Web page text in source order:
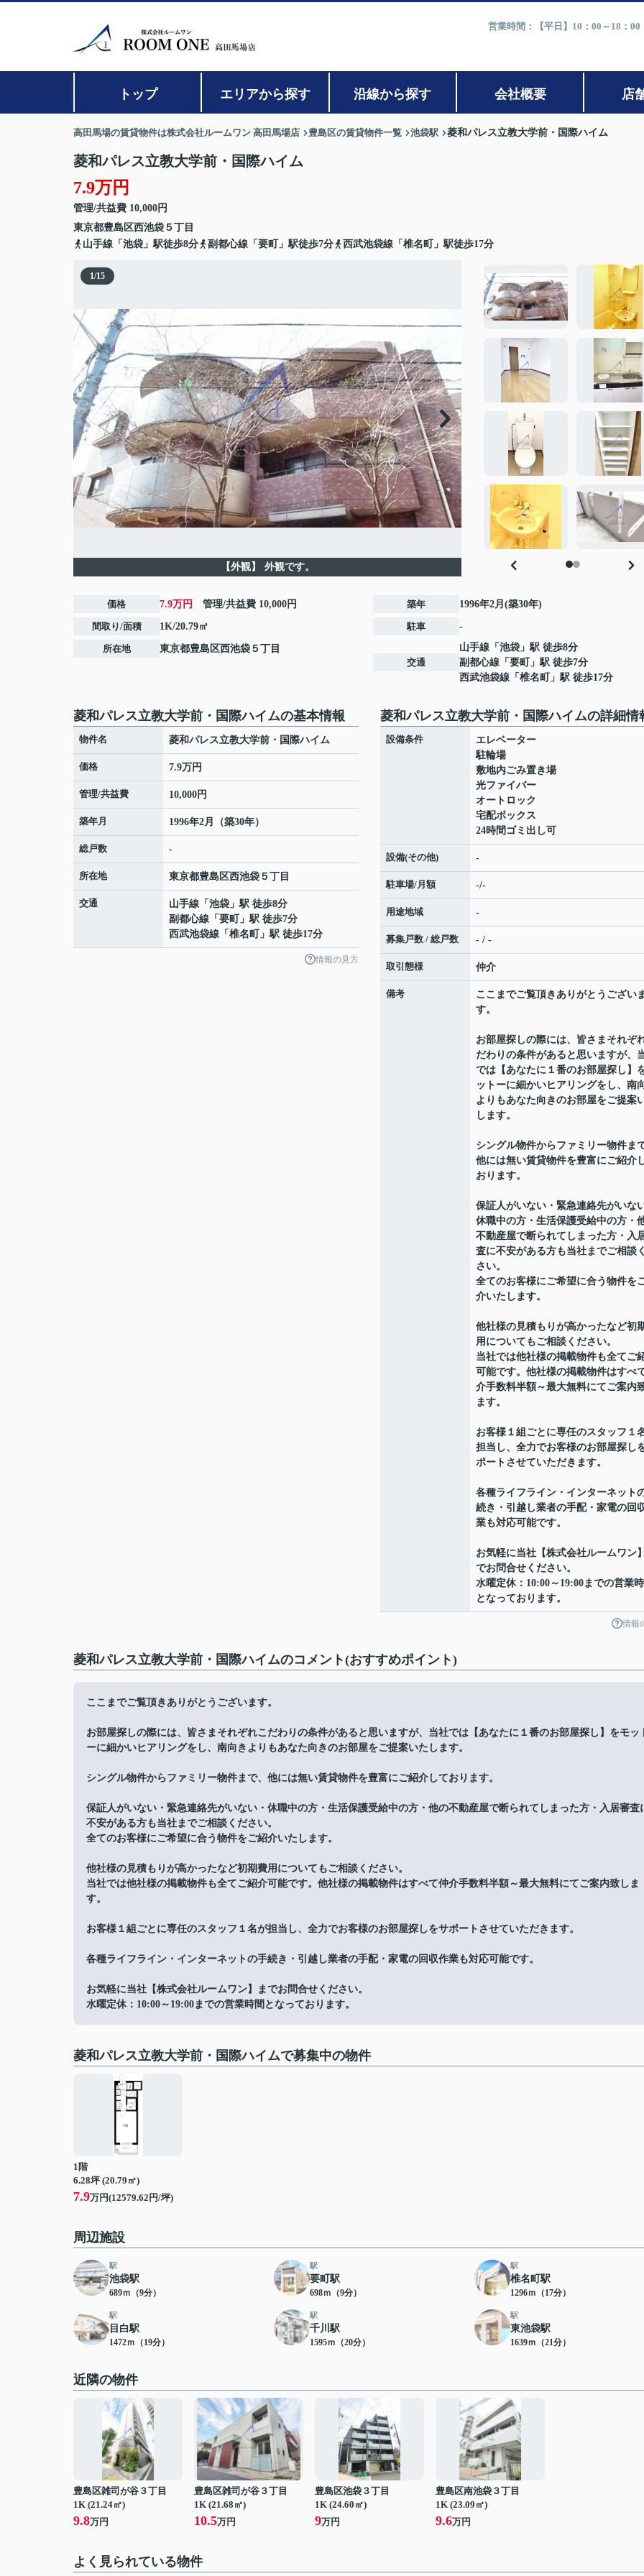
営業時間：【平日】10：00～18：
トップ エリアから探す 沿線から探す 会社概要 店
高田馬場の賃貸物件は株式会社ルームワン 高田馬場店 豊島区の賃貸物件一覧 池袋駅 菱和パレス立教大学前・国際ハイム
菱和パレス立教大学前・国際ハイム
7.9万円
管理/共益費 10,000円
東京都豊島区西池袋 ５丁目
山手線「池袋」駅徒歩8分
副都心線「要町」駅徒歩7分 西武池袋線「椎名町」駅徒歩17分
1/15
【外観】 外観です。
価格 7.9万円 管理/共益費 10,000円
間取り/面積 1K/20.79㎡
所在地 東京都豊島区西池袋 ５丁目
築年 1996年2月(築30年)
駐車 -
交通
山手線 「 池袋 」駅 徒歩8分
副都心線 「 要町
」駅 徒歩7分
西武池袋線 「 椎名町 」駅 徒歩17分
菱和パレス立教大学前・国際ハイムの基本情報
物件名 菱和パレス立教大学前・国際ハイム
価格 7.9万円
管理/共益費 10,000円
築年月 1996年2月（築30年）
総戸数 -
所在地 東京都豊島区西池袋 ５丁目
交通 山手線 「 池袋 」駅 徒歩8分
副都心線 「 要町
」駅 徒歩7分
西武池袋線 「 椎名町 」駅 徒歩17分
情報の見方
菱和パレス立教大学前・国際ハイムの詳細情
設備条件
エレベーター
駐輪場
敷地内ごみ置き場
光ファイバー
オートロック
宅配ボックス
24時間ゴミ出し可
設備(その他) -
駐車場/月額 -/-
用途地域 -
募集戸数 / 総戸数 - / -
取引態様 仲介
備考
ここまでご覧頂きありがとうござい
す。
お部屋探しの際には、皆さまそれぞ
だわりの条件があると思いますが、
では【あなたに１番のお部屋探し】
ットーに細かいヒアリングをし、南
よりもあなた向きのお部屋をご提案
します。
シングル物件からファミリー物件ま
他には無い賃貸物件を豊富にご紹介
おります。
保証人がいない・緊急連絡先がいな
休職中の方・生活保護受給中の方・
不動産屋で断られてしまった方・入
査に不安がある方も当社までご相談
さい。
全てのお客様にご希望に合う物件を
介いたします。
他社様の見積もりが高かったなど初
用についてもご相談ください。
当社では他社様の掲載物件も全てご
可能です。他社様の掲載物件はすべ
介手数料半額～最大無料にてご案内
ます。
お客様１組ごとに専任のスタッフ１
担当し、全力でお客様のお部屋探し
ポートさせていただきます。
各種ライフライン・インターネット
続き・引越し業者の手配・家電の回
業も対応可能です。
お気軽に当社【株式会社ルームワン
でお問合せください。
水曜定休：10:00～19:00までの営業
となっております。
情報
菱和パレス立教大学前・国際ハイムのコメント(おすすめポイント)
ここまでご覧頂きありがとうございます。
お部屋探しの際には、皆さまそれぞれこだわりの条件があると思いますが、当社では【あなたに１番のお部屋探し】をモッ
ーに細かいヒアリングをし、南向きよりもあなた向きのお部屋をご提案いたします。
シングル物件からファミリー物件まで、他には無い賃貸物件を豊富にご紹介しております。
保証人がいない・緊急連絡先がいない・休職中の方・生活保護受給中の方・他の不動産屋で断られてしまった方・入居審査
不安がある方も当社までご相談ください。
全てのお客様にご希望に合う物件をご紹介いたします。
他社様の見積もりが高かったなど初期費用についてもご相談ください。
当社では他社様の掲載物件も全てご紹介可能です。他社様の掲載物件はすべて仲介手数料半額～最大無料にてご案内致しま
す。
お客様１組ごとに専任のスタッフ１名が担当し、全力でお客様のお部屋探しをサポートさせていただきます。
各種ライフライン・インターネットの手続き・引越し業者の手配・家電の回収作業も対応可能です。
お気軽に当社【株式会社ルームワン】までお問合せください。
水曜定休：10:00～19:00までの営業時間となっております。
菱和パレス立教大学前・国際ハイムで募集中の物件
1階
6.28坪 (20.79㎡)
7.9万円(12579.62円/坪)
周辺施設
駅
池袋駅
689ｍ（9分）
駅
要町駅
698ｍ（9分）
駅
椎名町駅
1296ｍ（17分）
駅
目白駅
1472ｍ（19分）
駅
千川駅
1595ｍ（20分）
駅
東池袋駅
1639ｍ（21分）
近隣の物件
豊島区雑司が谷３丁目
1K (21.24㎡)
9.8万円
豊島区雑司が谷３丁目
1K (21.68㎡)
10.5万円
豊島区池袋３丁目
1K (24.60㎡)
9万円
豊島区南池袋３丁目
1K (23.09㎡)
9.6万円
よく見られている物件